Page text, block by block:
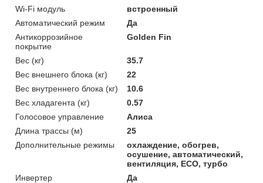
Wi-Fi модуль
встроенный
Автоматический режим
Да
Антикоррозийное
покрытие
Golden Fin
Вес (кг)
35.7
Вес внешнего блока (кг)
22
Вес внутреннего блока (кг)
10.6
Вес хладагента (кг)
0.57
Голосовое управление
Алиса
Длина трассы (м)
25
Дополнительные режимы
охлаждение, обогрев,
осушение, автоматический,
вентиляция, ECO, турбо
Инвертер
Да